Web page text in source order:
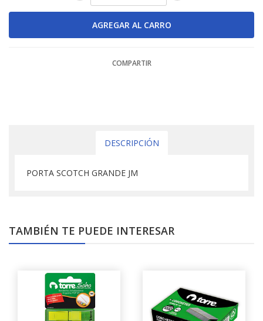
COMPARTIR
DESCRIPCIÓN
PORTA SCOTCH GRANDE JM
TAMBIÉN TE PUEDE INTERESAR